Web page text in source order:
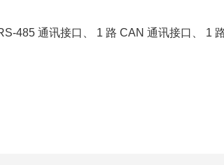
485 通讯接口、 1 路 CAN 通讯接口、 1